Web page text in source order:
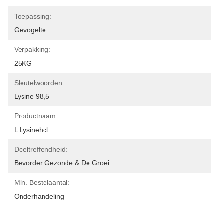
Toepassing:
Gevogelte
Verpakking:
25KG
Sleutelwoorden:
Lysine 98,5
Productnaam:
L Lysinehcl
Doeltreffendheid:
Bevorder Gezonde & De Groei
Min. Bestelaantal:
Onderhandeling